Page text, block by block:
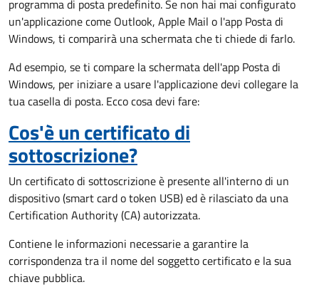
programma di posta predefinito. Se non hai mai configurato
un'applicazione come Outlook, Apple Mail o l'app Posta di
Windows, ti comparirà una schermata che ti chiede di farlo.
Ad esempio, se ti compare la schermata dell'app Posta di
Windows, per iniziare a usare l'applicazione devi collegare la
tua casella di posta. Ecco cosa devi fare:
Cos'è un certificato di
sottoscrizione?
Un certificato di sottoscrizione è presente all'interno di un
dispositivo (smart card o token USB) ed è rilasciato da una
Certification Authority (CA) autorizzata.
Contiene le informazioni necessarie a garantire la
corrispondenza tra il nome del soggetto certificato e la sua
chiave pubblica.